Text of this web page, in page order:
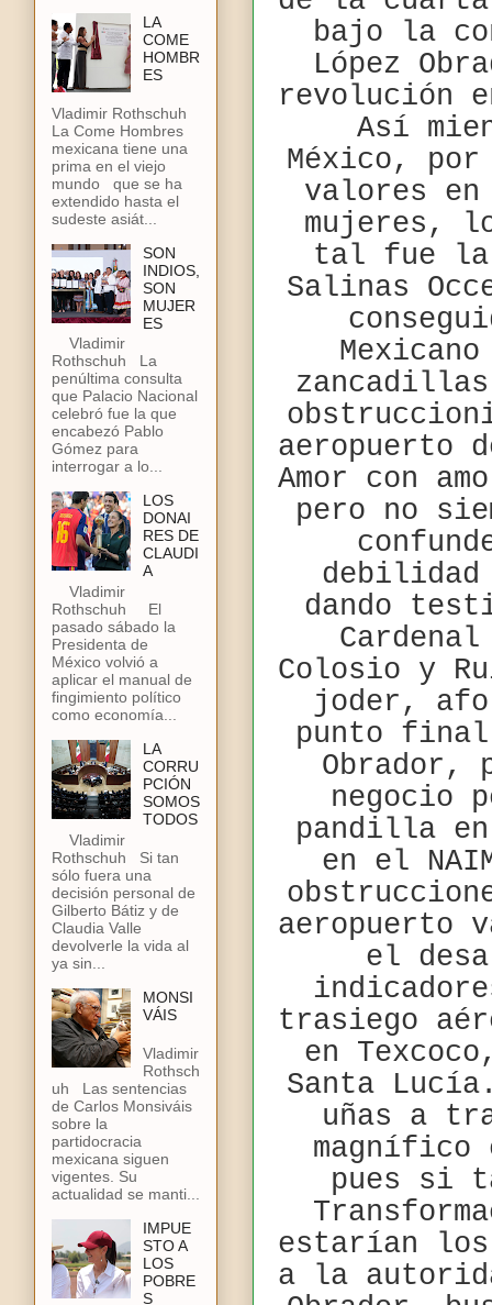
bajo la
López
revolución
Así
México,
valores
mujeres,
tal fue la
Salinas
aeropuerto
Amor con
pero no
dando
Colosio y
joder,
punto final
Obrador,
negocio
pandilla en
en el
aeropuerto
el
trasiego
en
Santa
uñas a
pues si
estarían los
a la
LA
COME
HOMBR
ES
Vladimir Rothschuh
La Come Hombres
mexicana tiene una
prima en el viejo
mundo que se ha
extendido hasta el
sudeste asiát...
SON
INDIOS,
SON
MUJER
ES
Vladimir
Rothschuh La
penúltima consulta
que Palacio Nacional
celebró fue la que
encabezó Pablo
Gómez para
interrogar a lo...
LOS
DONAI
RES DE
CLAUDI
A
Vladimir
Rothschuh El
pasado sábado la
Presidenta de
México volvió a
aplicar el manual de
fingimiento político
como economía...
LA
CORRU
PCIÓN
SOMOS
TODOS
Vladimir
Rothschuh Si tan
sólo fuera una
decisión personal de
Gilberto Bátiz y de
Claudia Valle
devolverle la vida al
ya sin...
MONSI
VÁIS
Vladimir
Rothsch
uh Las sentencias
de Carlos Monsiváis
sobre la
partidocracia
mexicana siguen
vigentes. Su
actualidad se manti...
IMPUE
STO A
LOS
POBRE
S